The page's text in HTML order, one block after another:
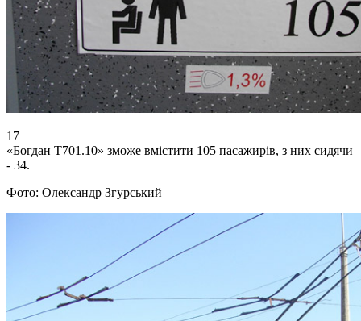
17
«Богдан Т701.10» зможе вмістити 105 пасажирів, з них сидячи
- 34.
Фото: Олександр Згурський